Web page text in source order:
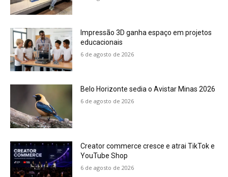
Impressão 3D ganha espaço em projetos
educacionais
6 de agosto de 2026
Belo Horizonte sedia o Avistar Minas 2026
6 de agosto de 2026
Creator commerce cresce e atrai TikTok e
YouTube Shop
6 de agosto de 2026